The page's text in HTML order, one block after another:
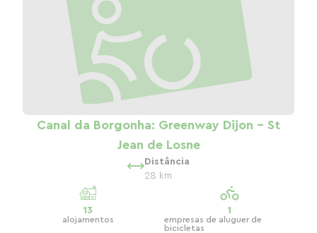
Canal da Borgonha: Greenway Dijon - St
Jean de Losne
Distância
28 km
13
alojamentos
1
empresas de aluguer de
bicicletas